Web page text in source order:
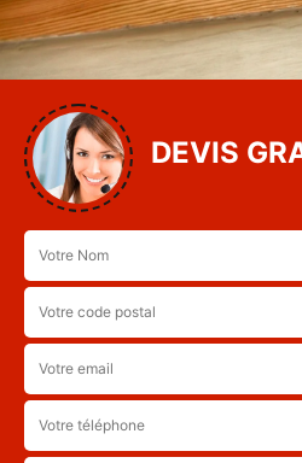
DEVIS